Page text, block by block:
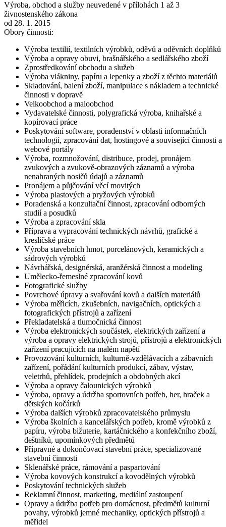
Výroba, obchod a služby neuvedené v přílohách 1 až 3
živnostenského zákona
od 28. 1. 2015
Obory činnosti:
Výroba textilií, textilních výrobků, oděvů a oděvních doplňků
Výroba a opravy obuvi, brašnářského a sedlářského zboží
Zprostředkování obchodu a služeb
Výroba vlákniny, papíru a lepenky a zboží z těchto materiálů
Skladování, balení zboží, manipulace s nákladem a technické
činnosti v dopravě
Velkoobchod a maloobchod
Vydavatelské činnosti, polygrafická výroba, knihařské a
kopírovací práce
Poskytování software, poradenství v oblasti informačních
technologií, zpracování dat, hostingové a související činnosti a
webové portály
Výroba, rozmnožování, distribuce, prodej, pronájem
zvukových a zvukově-obrazových záznamů a výroba
nenahraných nosičů údajů a záznamů
Pronájem a půjčování věcí movitých
Výroba plastových a pryžových výrobků
Poradenská a konzultační činnost, zpracování odborných
studií a posudků
Výroba a zpracování skla
Příprava a vypracování technických návrhů, grafické a
kresličské práce
Výroba stavebních hmot, porcelánových, keramických a
sádrových výrobků
Návrhářská, designérská, aranžérská činnost a modeling
Umělecko-řemeslné zpracování kovů
Fotografické služby
Povrchové úpravy a svařování kovů a dalších materiálů
Výroba měřicích, zkušebních, navigačních, optických a
fotografických přístrojů a zařízení
Překladatelská a tlumočnická činnost
Výroba elektronických součástek, elektrických zařízení a
výroba a opravy elektrických strojů, přístrojů a elektronických
zařízení pracujících na malém napětí
Provozování kulturních, kulturně-vzdělávacích a zábavních
zařízení, pořádání kulturních produkcí, zábav, výstav,
veletrhů, přehlídek, prodejních a obdobných akcí
Výroba a opravy čalounických výrobků
Výroba, opravy a údržba sportovních potřeb, her, hraček a
dětských kočárků
Výroba dalších výrobků zpracovatelského průmyslu
Výroba školních a kancelářských potřeb, kromě výrobků z
papíru, výroba bižuterie, kartáčnického a konfekčního zboží,
deštníků, upomínkových předmětů
Přípravné a dokončovací stavební práce, specializované
stavební činnosti
Sklenářské práce, rámování a paspartování
Výroba kovových konstrukcí a kovodělných výrobků
Poskytování technických služeb
Reklamní činnost, marketing, mediální zastoupení
Opravy a údržba potřeb pro domácnost, předmětů kulturní
povahy, výrobků jemné mechaniky, optických přístrojů a
měřidel